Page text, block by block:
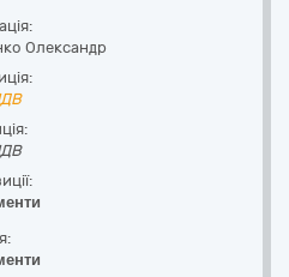
Олександр